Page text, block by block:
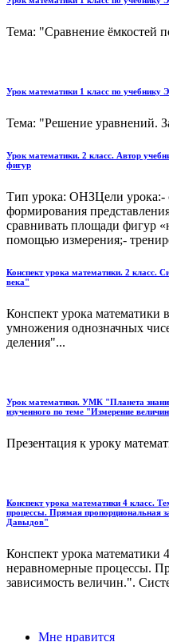
Тема: "Сравнение ёмкостей
Урок математики 1 класс по учебнику
Тема: "Решение уравнений.
Урок математики. 2 класс. Автор
фигур
Тип урока: ОНЗЦели урока:-
формирования
сравнивать площади фигур
помощью измерения;-
Конспект урока математики. 2 класс.
века"
Конспект урока математики
умножения однозначных
деления"...
Урок математики. УМК "Планета
изученного по теме "Измерение
Презентация к уроку
Конспект урока математики 4 класс.
процессы. Прямая пропорциональная
Давыдов"
Конспект урока математики
неравномерные процессы.
зависимость величин.".
Мне нравится